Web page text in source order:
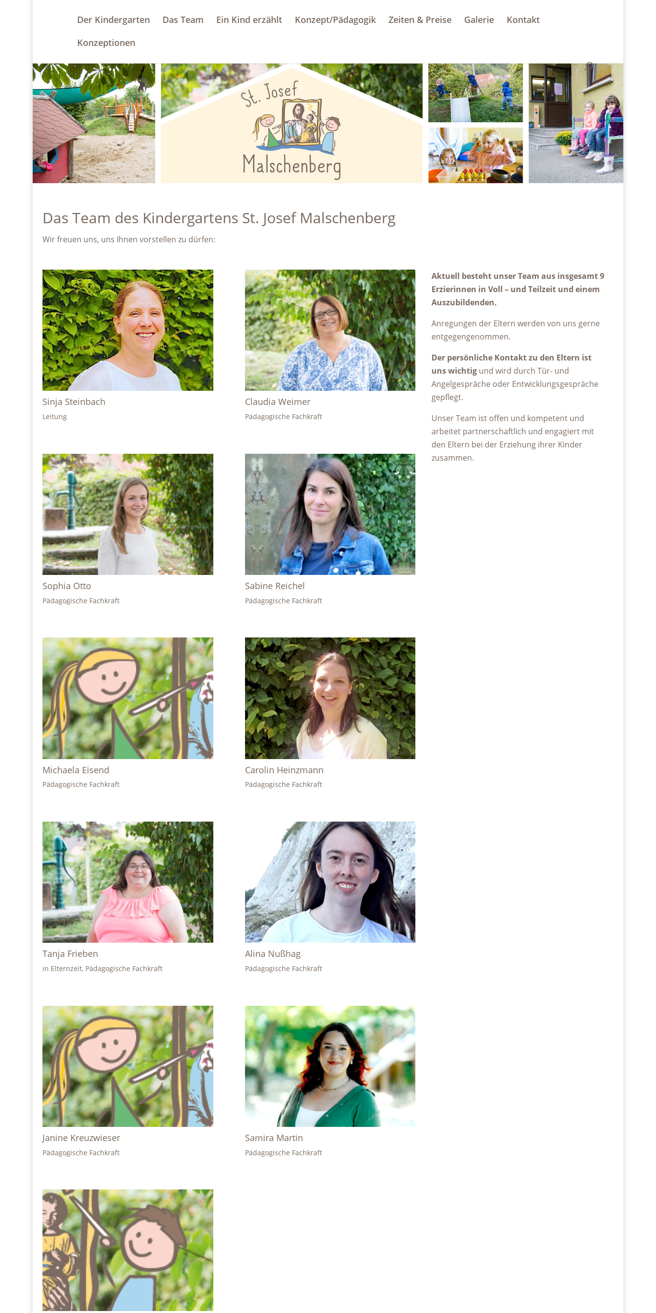
Der Kindergarten Das Team Ein Kind erzählt Konzept/Pädagogik Zeiten & Preise Galerie
Kontakt
Konzeptionen
Das Team des Kindergartens St. Josef Malschenberg
Wir freuen uns, uns Ihnen vorstellen zu dürfen:
Sinja Steinbach
Leitung
Claudia Weimer
Pädagogische Fachkraft
Sophia Otto
Pädagogische Fachkraft
Sabine Reichel
Pädagogische Fachkraft
Michaela Eisend
Pädagogische Fachkraft
Carolin Heinzmann
Pädagogische Fachkraft
Tanja Frieben
in Elternzeit, Pädagogische Fachkraft
Alina Nußhag
Pädagogische Fachkraft
Janine Kreuzwieser
Pädagogische Fachkraft
Samira Martin
Pädagogische Fachkraft
Aktuell besteht unser Team aus insgesamt 9
Erzierinnen in Voll – und Teilzeit und einem
Auszubildenden.
Anregungen der Eltern werden von uns gerne
entgegengenommen.
Der persönliche Kontakt zu den Eltern ist
uns wichtigund wird durch Tür- und
Angelgespräche oder Entwicklungsgespräche
gepflegt.
Unser Team ist offen und kompetent und
arbeitet partnerschaftlich und engagiert mit
den Eltern bei der Erziehung ihrer Kinder
zusammen.